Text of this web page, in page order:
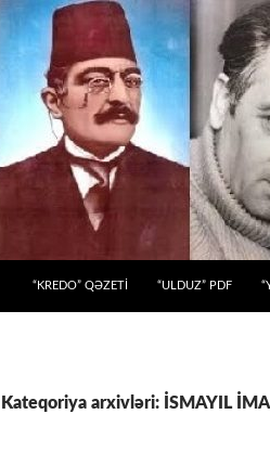
“KREDO” QƏZETİ
“ULDUZ” PDF
Kateqoriya arxivləri: İSMAYIL